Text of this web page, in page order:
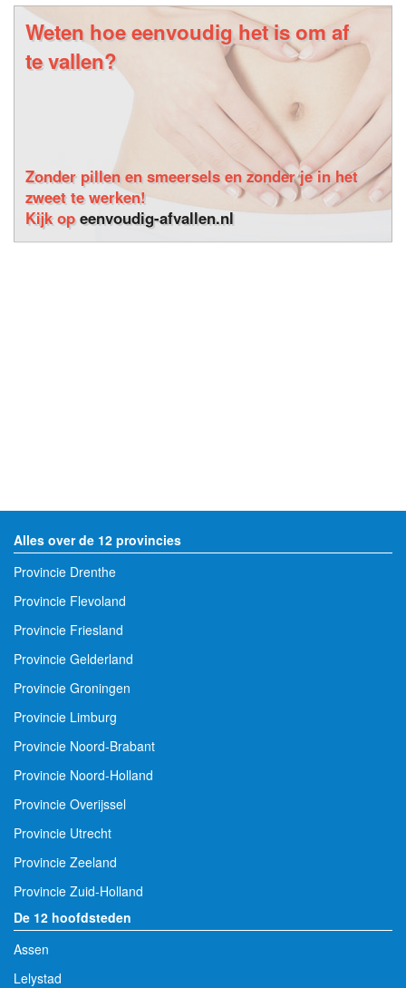
Weten hoe eenvoudig het is om af
te vallen?
Zonder pillen en smeersels en zonder je in het
zweet te werken!
Kijk opeenvoudig-afvallen.nl
Alles over de 12 provincies
Provincie Drenthe
Provincie Flevoland
Provincie Friesland
Provincie Gelderland
Provincie Groningen
Provincie Limburg
Provincie Noord-Brabant
Provincie Noord-Holland
Provincie Overijssel
Provincie Utrecht
Provincie Zeeland
Provincie Zuid-Holland
De 12 hoofdsteden
Assen
Lelystad